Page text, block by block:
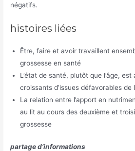
négatifs.
histoires liées
Être, faire et avoir travaillent
grossesse en santé
L’état de santé, plutôt que l’âge,
croissants d’issues défavorables de
La relation entre l’apport en
au lit au cours des deuxième et
grossesse
partage d’informations